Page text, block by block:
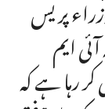
ایم
رہا ہے کہ